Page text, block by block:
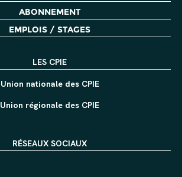
ABONNEMENT
EMPLOIS / STAGES
LES CPIE
Union nationale des CPIE
Union régionale des CPIE
RÉSEAUX SOCIAUX